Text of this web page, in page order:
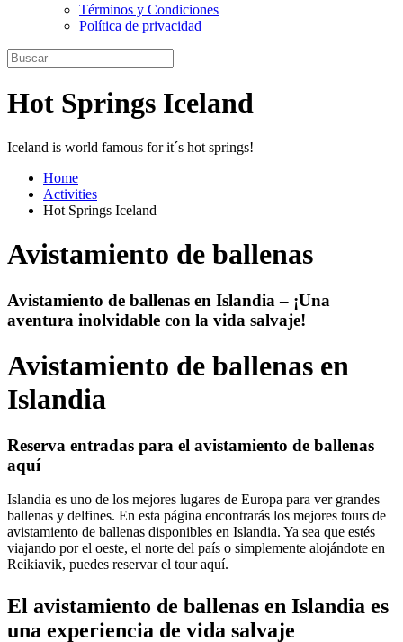
Términos y Condiciones
Política de privacidad
Hot Springs Iceland
Iceland is world famous for it´s hot springs!
Home
Activities
Hot Springs Iceland
Avistamiento de ballenas
Avistamiento de ballenas en Islandia – ¡Una
aventura inolvidable con la vida salvaje!
Avistamiento de ballenas en
Islandia
Reserva entradas para el avistamiento de ballenas
aquí
Islandia es uno de los mejores lugares de Europa para ver grandes
ballenas y delfines. En esta página encontrarás los mejores tours de
avistamiento de ballenas disponibles en Islandia. Ya sea que estés
viajando por el oeste, el norte del país o simplemente alojándote en
Reikiavik, puedes reservar el tour aquí.
El avistamiento de ballenas en Islandia es
una experiencia de vida salvaje